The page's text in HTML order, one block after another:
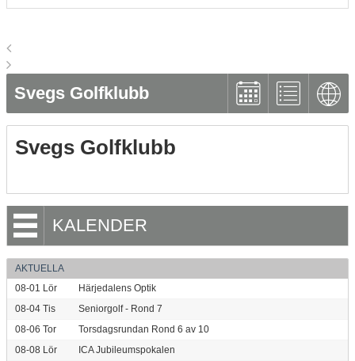
Svegs Golfklubb
Svegs Golfklubb
KALENDER
AKTUELLA
08-01 Lör
Härjedalens Optik
08-04 Tis
Seniorgolf - Rond 7
08-06 Tor
Torsdagsrundan Rond 6 av 10
08-08 Lör
ICA Jubileumspokalen